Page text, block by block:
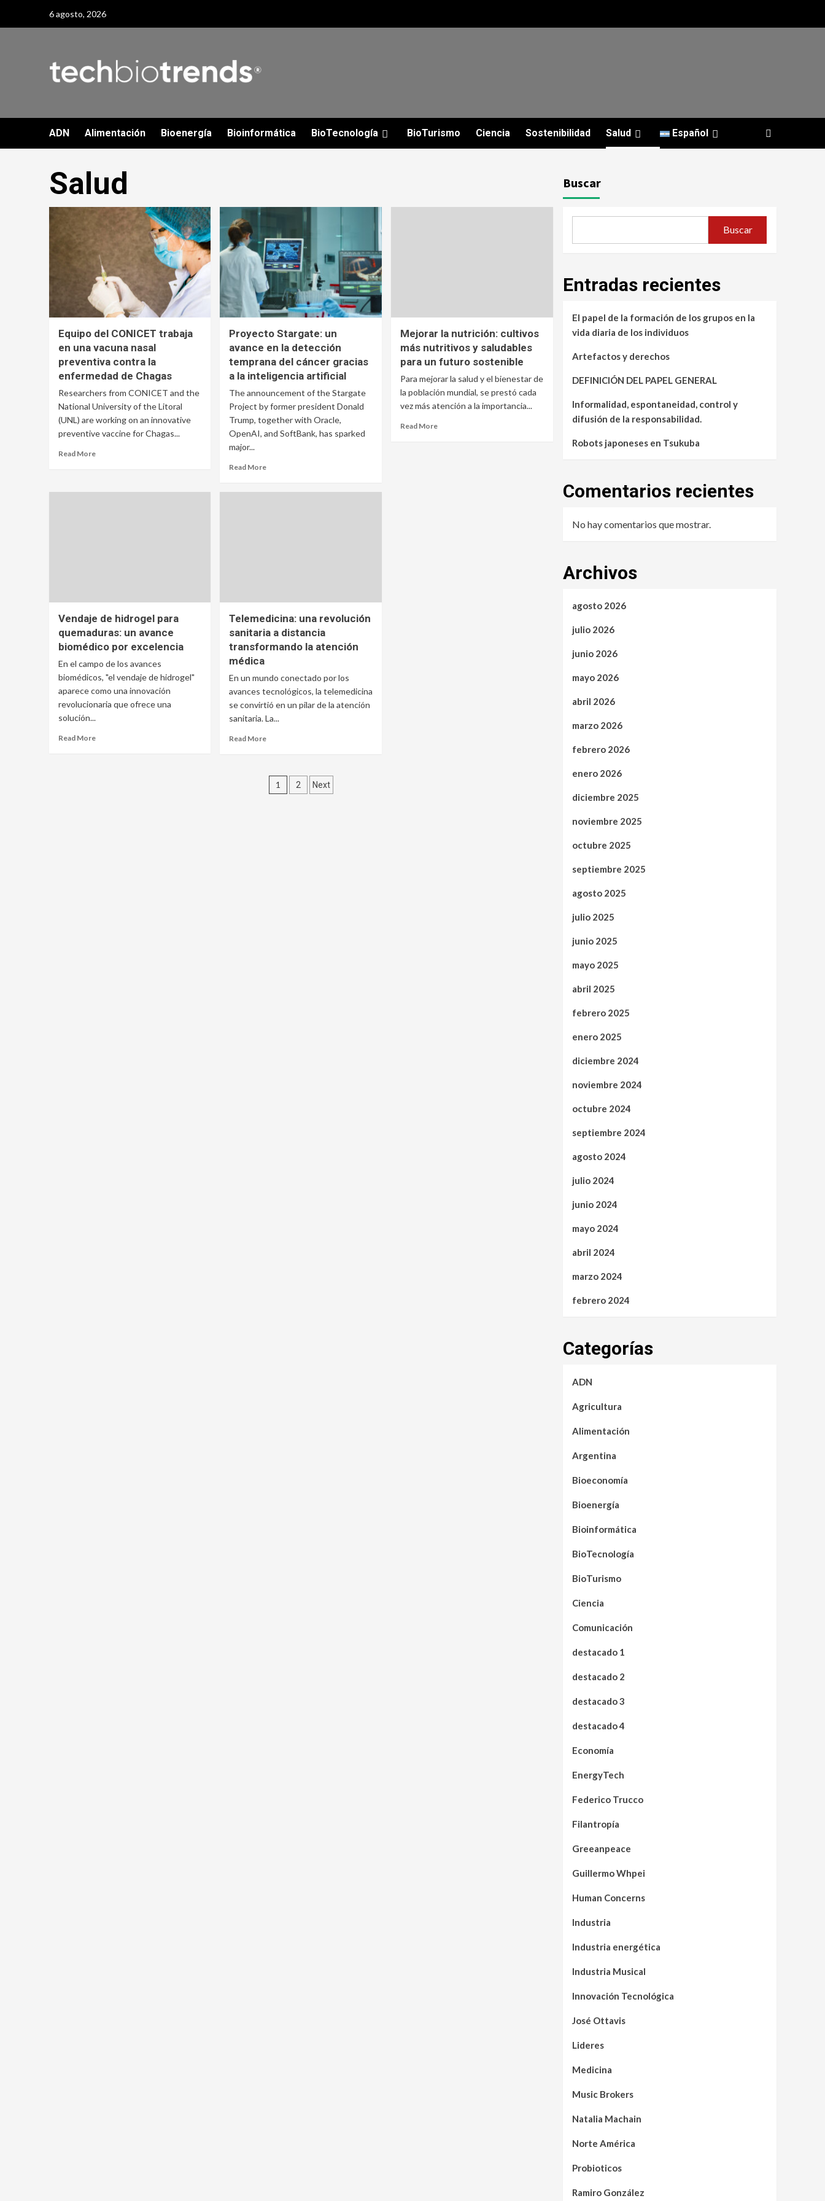
6 agosto, 2026
ADN Alimentación Bioenergía Bioinformática BioTecnología BioTurismo Ciencia Sostenibilidad Salud Español
Salud
Equipo del CONICET trabaja
en una vacuna nasal
preventiva contra la
enfermedad de Chagas
Researchers from CONICET and the
National University of the Litoral
(UNL) are working on an innovative
preventive vaccine for Chagas...
Read More
Proyecto Stargate: un
avance en la detección
temprana del cáncer gracias
a la inteligencia artificial
The announcement of the Stargate
Project by former president Donald
Trump, together with Oracle,
OpenAI, and SoftBank, has sparked
major...
Read More
Mejorar la nutrición: cultivos
más nutritivos y saludables
para un futuro sostenible
Para mejorar la salud y el bienestar de
la población mundial, se prestó cada
vez más atención a la importancia...
Read More
Vendaje de hidrogel para
quemaduras: un avance
biomédico por excelencia
En el campo de los avances
biomédicos, "el vendaje de hidrogel"
aparece como una innovación
revolucionaria que ofrece una
solución...
Read More
Telemedicina: una revolución
sanitaria a distancia
transformando la atención
médica
En un mundo conectado por los
avances tecnológicos, la telemedicina
se convirtió en un pilar de la atención
sanitaria. La...
Read More
Paginación
1 2 Next
Buscar
Buscar
Entradas recientes
El papel de la formación de los grupos en la
vida diaria de los individuos
Artefactos y derechos
DEFINICIÓN DEL PAPEL GENERAL
Informalidad, espontaneidad, control y
difusión de la responsabilidad.
Robots japoneses en Tsukuba
Comentarios recientes
No hay comentarios que mostrar.
Archivos
agosto 2026
julio 2026
junio 2026
mayo 2026
abril 2026
marzo 2026
febrero 2026
enero 2026
diciembre 2025
noviembre 2025
octubre 2025
septiembre 2025
agosto 2025
julio 2025
junio 2025
mayo 2025
abril 2025
febrero 2025
enero 2025
diciembre 2024
noviembre 2024
octubre 2024
septiembre 2024
agosto 2024
julio 2024
junio 2024
mayo 2024
abril 2024
marzo 2024
febrero 2024
Categorías
ADN
Agricultura
Alimentación
Argentina
Bioeconomía
Bioenergía
Bioinformática
BioTecnología
BioTurismo
Ciencia
Comunicación
destacado 1
destacado 2
destacado 3
destacado 4
Economía
EnergyTech
Federico Trucco
Filantropía
Greeanpeace
Guillermo Whpei
Human Concerns
Industria
Industria energética
Industria Musical
Innovación Tecnológica
José Ottavis
Lideres
Medicina
Music Brokers
Natalia Machain
Norte América
Probioticos
Ramiro González